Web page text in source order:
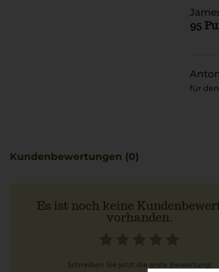
95
für
Kundenbewertungen (0)
Es ist noch keine
vorhanden.
Schreiben Sie jetzt die erste Bewertung!